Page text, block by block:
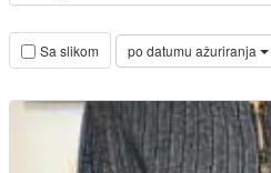
Sa slikom po datumu ažuriranja